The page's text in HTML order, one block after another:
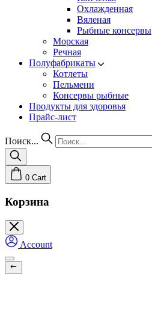
Охлажденная
Вяленая
Рыбные консервы
Морская
Речная
Полуфабрикаты
Котлеты
Пельмени
Консервы рыбные
Продукты для здоровья
Прайс-лист
Поиск...
0 Cart
Корзина
Account